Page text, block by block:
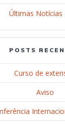
Últimas Notícias
POSTS
Curso de
Aviso